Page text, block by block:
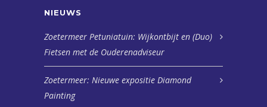
NIEUWS
Zoetermeer Petuniatuin: Wijkontbijt en (Duo)
Fietsen met de Ouderenadviseur
Zoetermeer: Nieuwe expositie Diamond
Painting